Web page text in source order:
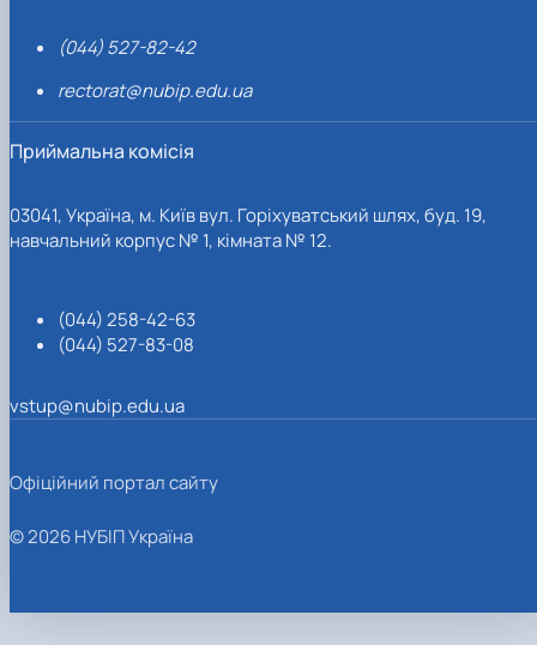
(044) 527-82-42
rectorat@nubip.edu.ua
Приймальна комісія
03041, Україна, м. Київ вул. Горіхуватський шлях, буд. 19,
навчальний корпус № 1, кімната № 12.
(044) 258-42-63
(044) 527-83-08
vstup@nubip.edu.ua
Офіційний портал сайту
© 2026 НУБІП Україна